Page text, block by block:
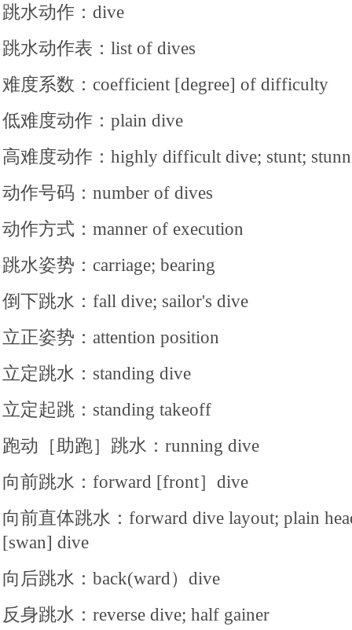
跳水动作：dive
跳水动作表：list of dives
难度系数：coefficient [degree] of difficulty
低难度动作：plain dive
高难度动作：highly difficult dive; stunt;
动作号码：number of dives
动作方式：manner of execution
跳水姿势：carriage; bearing
倒下跳水：fall dive; sailor's dive
立正姿势：attention position
立定跳水：standing dive
立定起跳：standing takeoff
跑动［助跑］跳水：running dive
向前跳水：forward [front］dive
向前直体跳水：forward dive layout; plain
[swan] dive
向后跳水：back(ward）dive
反身跳水：reverse dive; half gainer